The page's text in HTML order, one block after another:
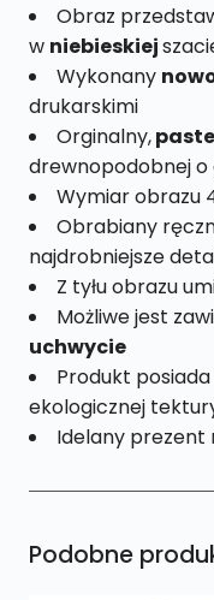
Obraz
w niebieskiej
Wykonany
drukarskimi
Orginalny,
drewnopodobnej
Wymiar obrazu
Obrabiany
najdrobniejsze
Z tyłu obrazu
Możliwe jest
uchwycie
Produkt
ekologicznej
Idelany prezent
Podobne